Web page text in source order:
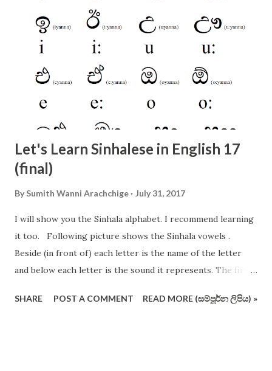
Let's Learn Sinhalese in English 17
(final)
By Sumith Wanni Arachchige July 31, 2017
I will show you the Sinhala alphabet. I recommend learning
it too. Following picture shows the Sinhala vowels .
Beside (in front of) each letter is the name of the letter
and below each letter is the sound it represents. The first
the consonants of Sinhala alphabet (not in the conventional
SHARE POST A COMMENT READ MORE (සම්පූර්න ලිපිය) »